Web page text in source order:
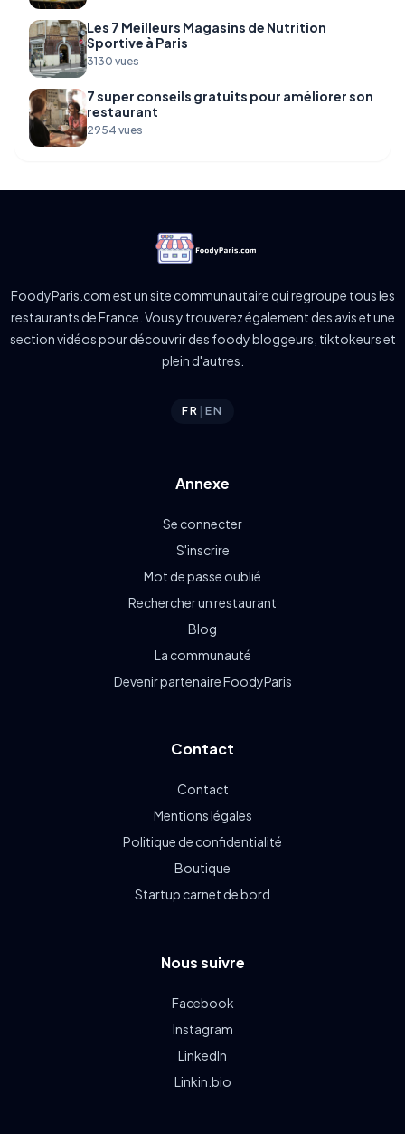
Les 7 Meilleurs Magasins de Nutrition
Sportive à Paris
3130 vues
7 super conseils gratuits pour améliorer son
restaurant
2954 vues
FoodyParis.com est un site communautaire qui regroupe tous les
restaurants de France. Vous y trouverez également des avis et une
section vidéos pour découvrir des foody bloggeurs, tiktokeurs et
plein d'autres.
FR |EN
Annexe
Se connecter
S'inscrire
Mot de passe oublié
Rechercher un restaurant
Blog
La communauté
Devenir partenaire FoodyParis
Contact
Contact
Mentions légales
Politique de confidentialité
Boutique
Startup carnet de bord
Nous suivre
Facebook
Instagram
LinkedIn
Linkin.bio